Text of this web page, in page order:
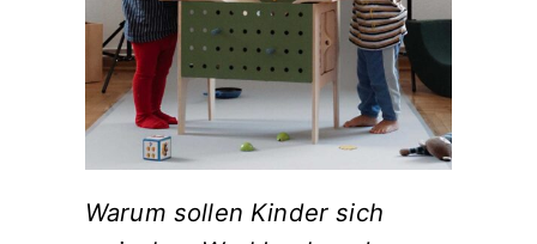
Warum sollen Kinder sich